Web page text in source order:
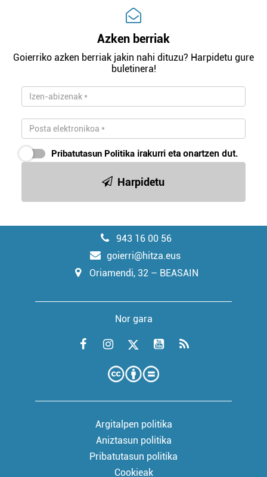
Azken berriak
Goierriko azken berriak jakin nahi dituzu? Harpidetu gure
buletinera!
Pribatutasun Politika irakurri eta onartzen dut.
Harpidetu
943 16 00 56
goierri@hitza.eus
Oriamendi, 32 – BEASAIN
Nor gara
Argitalpen politika
Aniztasun politika
Pribatutasun politika
Cookieak